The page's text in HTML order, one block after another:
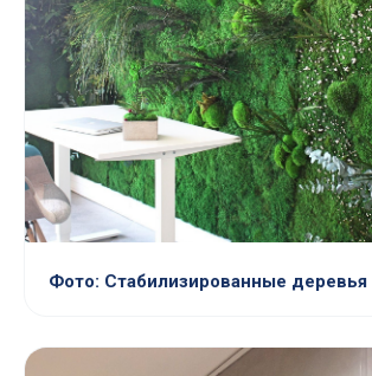
Фото: Стабилизированные деревья